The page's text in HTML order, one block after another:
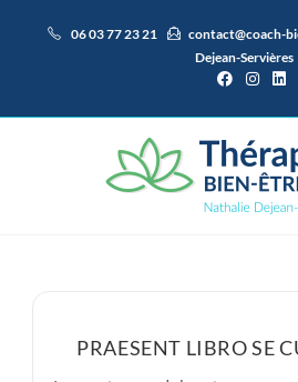
to
content
06 03 77 23 21 contact@coach-
Dejean-Servières
PRAESENT LIBRO SE